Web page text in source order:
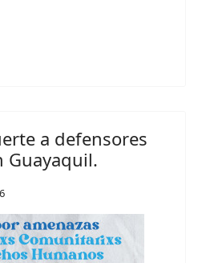
a defensores
Guayaquil.